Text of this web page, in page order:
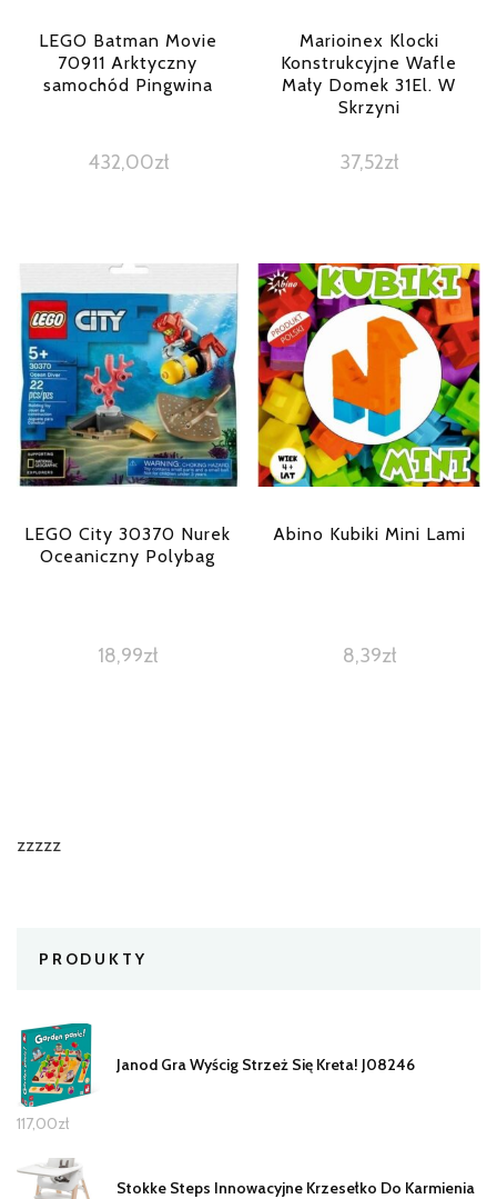
LEGO Batman Movie
70911 Arktyczny
samochód Pingwina
432,00zł
Marioinex Klocki
Konstrukcyjne Wafle
Mały Domek 31El. W
Skrzyni
37,52zł
LEGO City 30370 Nurek
Oceaniczny Polybag
18,99zł
Abino Kubiki Mini Lami
8,39zł
zzzzz
PRODUKTY
Janod Gra Wyścig Strzeż Się Kreta! J08246
117,00zł
Stokke Steps Innowacyjne Krzesełko Do Karmienia